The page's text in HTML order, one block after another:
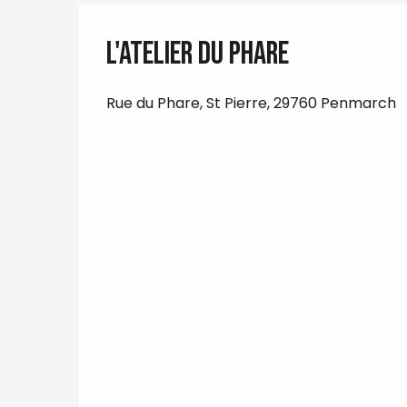
L'Atelier du Phare
Rue du Phare, St Pierre, 29760 Penmarch